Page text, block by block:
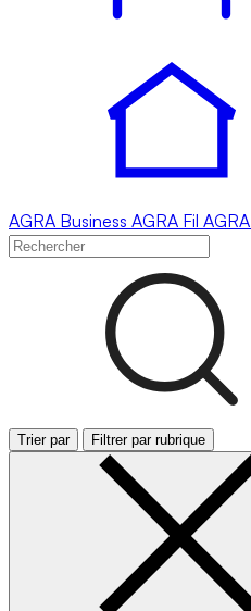
AGRA Business AGRA Fil AGRA
Trier par Filtrer par rubrique